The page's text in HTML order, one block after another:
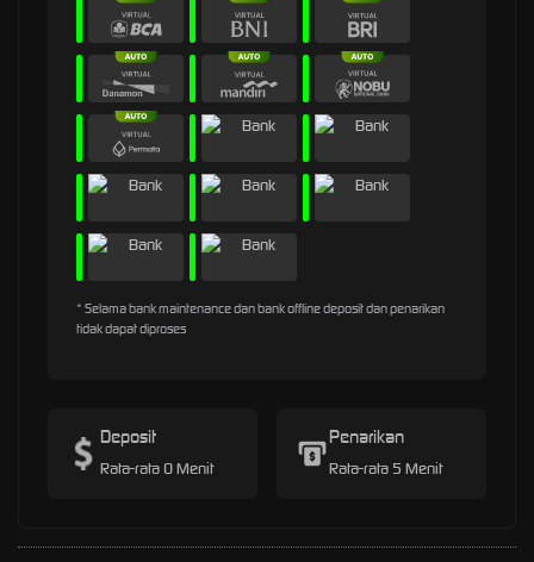
* Selama bank maintenance dan bank offline deposit dan penarikan
tidak dapat diproses
Deposit
Rata-rata 0 Menit
Penarikan
Rata-rata 5 Menit